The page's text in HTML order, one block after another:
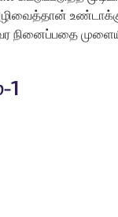
நினைப்பதை
1